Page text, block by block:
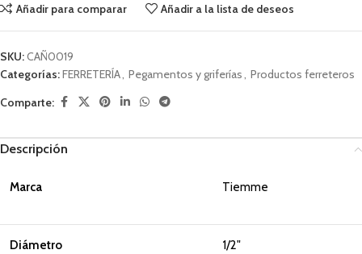
Añadir para comparar Añadir a la lista de deseos
SKU:CAÑ0019
Categorías:FERRETERÍA, Pegamentos y griferías, Productos ferreteros
Comparte:
Descripción
Marca Tiemme
Diámetro 1/2"